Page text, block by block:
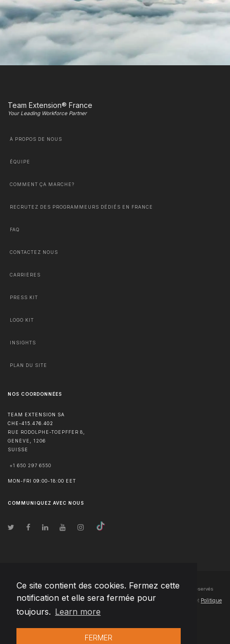
Ce site contient des cookies. Fermez cette
notification et elle sera fermée pour
toujours. Learn more
FERMER
Team Extension® France
Your Leading Workforce Partner
À PROPOS DE NOUS
ÉQUIPE
COMMENT ÇA MARCHE?
RECRUTEZ DES PROGRAMMEURS DÉDIÉS EN FRANCE
FAQ
CONTACTEZ NOUS
CARRIÈRES
PRESS KIT
LOGO KIT
INSIGHTS
PLAN DU SITE
NOS COORDONNÉES
TEAM EXTENSION SA
CHE-415.476.402
RUE RODOLPHE-TOEPFFER 8,
GENÈVE
1206
SUISSE
+1 650 297 6550
MON-FRI 09:00-18:00 EET
COMMUNIQUEZ AVEC NOUS
© Droits d'auteur2026 Team Extension SA France- Tous les droits sont réservés
Changelog● En utilisant ce site, vous acceptez nos Conditions d'utilisation et Politique
de confidentialité